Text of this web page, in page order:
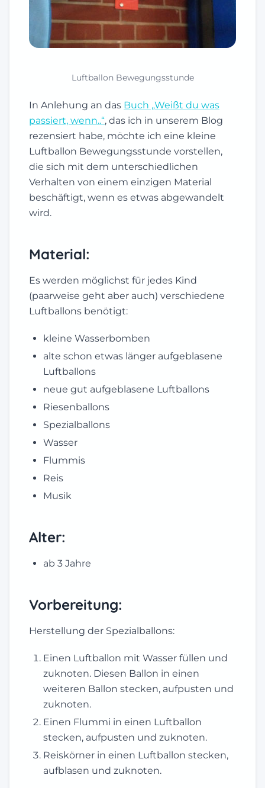
Luftballon Bewegungsstunde
In Anlehung an das Buch „Weißt du was
passiert, wenn..“, das ich in unserem Blog
rezensiert habe, möchte ich eine kleine
Luftballon Bewegungsstunde vorstellen,
die sich mit dem unterschiedlichen
Verhalten von einem einzigen Material
beschäftigt, wenn es etwas abgewandelt
wird.
Material:
Es werden möglichst für jedes Kind
(paarweise geht aber auch) verschiedene
Luftballons benötigt:
kleine Wasserbomben
alte schon etwas länger aufgeblasene
Luftballons
neue gut aufgeblasene Luftballons
Riesenballons
Spezialballons
Wasser
Flummis
Reis
Musik
Alter:
ab 3 Jahre
Vorbereitung:
Herstellung der Spezialballons:
Einen Luftballon mit Wasser füllen und
zuknoten. Diesen Ballon in einen
weiteren Ballon stecken, aufpusten und
zuknoten.
Einen Flummi in einen Luftballon
stecken, aufpusten und zuknoten.
Reiskörner in einen Luftballon stecken,
aufblasen und zuknoten.